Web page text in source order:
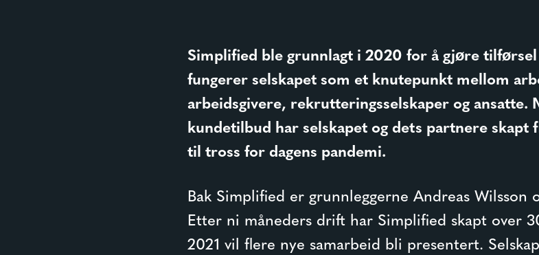
Simplified ble grunnlagt i 2020 for å gjøre
fungerer selskapet som et knutepunkt mellom
arbeidsgivere, rekrutteringsselskaper og ansatte.
kundetilbud har selskapet og dets partnere skapt
til tross for dagens pandemi.
Bak Simplified er grunnleggerne Andreas Wilsson
Etter ni måneders drift har Simplified skapt over
2021 vil flere nye samarbeid bli presentert.